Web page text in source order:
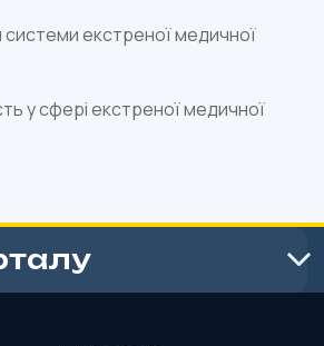
екстреної медичної
у сфері екстреної медичної